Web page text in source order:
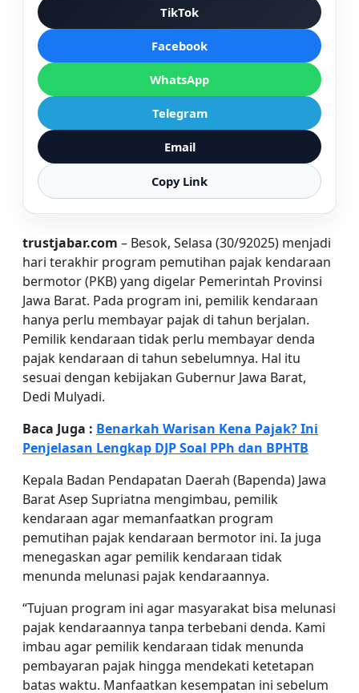
TikTok
Facebook
WhatsApp
Telegram
Email
Copy Link
trustjabar.com – Besok, Selasa (30/92025) menjadi
hari terakhir program pemutihan pajak kendaraan
bermotor (PKB) yang digelar Pemerintah Provinsi
Jawa Barat. Pada program ini, pemilik kendaraan
hanya perlu membayar pajak di tahun berjalan.
Pemilik kendaraan tidak perlu membayar denda
pajak kendaraan di tahun sebelumnya. Hal itu
sesuai dengan kebijakan Gubernur Jawa Barat,
Dedi Mulyadi.
Baca Juga : Benarkah Warisan Kena Pajak? Ini
Penjelasan Lengkap DJP Soal PPh dan BPHTB
Kepala Badan Pendapatan Daerah (Bapenda) Jawa
Barat Asep Supriatna mengimbau, pemilik
kendaraan agar memanfaatkan program
pemutihan pajak kendaraan bermotor ini. Ia juga
menegaskan agar pemilik kendaraan tidak
menunda melunasi pajak kendaraannya.
“Tujuan program ini agar masyarakat bisa melunasi
pajak kendaraannya tanpa terbebani denda. Kami
imbau agar pemilik kendaraan tidak menunda
pembayaran pajak hingga mendekati ketetapan
batas waktu. Manfaatkan kesempatan ini sebelum